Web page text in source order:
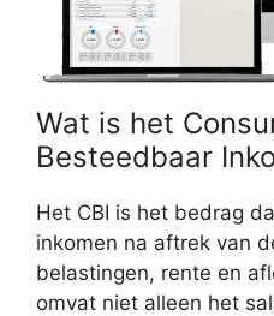
Wat is het
Besteedbaar
Het CBI is het bedrag
inkomen na aftrek van
belastingen, rente en
omvat niet alleen het